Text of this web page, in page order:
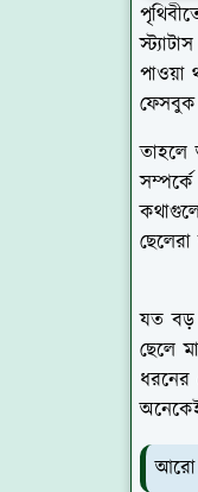
পাওয়া
ফেসবুক
যত বড়
ছেলে